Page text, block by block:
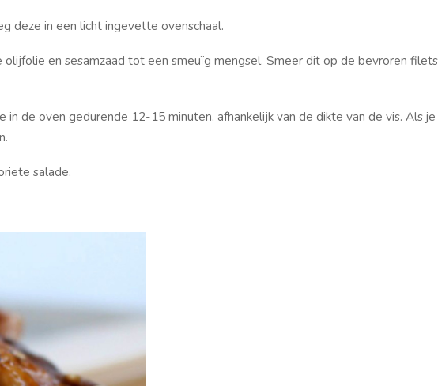
deze in een licht ingevette ovenschaal.
en sesamzaad tot een smeuïg mengsel. Smeer dit op de bevroren
in de oven gedurende 12-15 minuten, afhankelijk van de dikte van de vis. Als
salade.